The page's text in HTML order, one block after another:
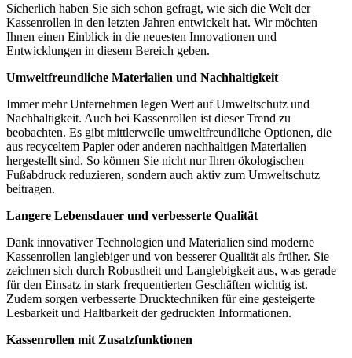
Sicherlich haben Sie sich schon gefragt, wie sich die Welt der
Kassenrollen in den letzten Jahren entwickelt hat. Wir möchten
Ihnen einen Einblick in die neuesten Innovationen und
Entwicklungen in diesem Bereich geben.
Umweltfreundliche Materialien und Nachhaltigkeit
Immer mehr Unternehmen legen Wert auf Umweltschutz und
Nachhaltigkeit. Auch bei Kassenrollen ist dieser Trend zu
beobachten. Es gibt mittlerweile umweltfreundliche Optionen, die
aus recyceltem Papier oder anderen nachhaltigen Materialien
hergestellt sind. So können Sie nicht nur Ihren ökologischen
Fußabdruck reduzieren, sondern auch aktiv zum Umweltschutz
beitragen.
Langere Lebensdauer und verbesserte Qualität
Dank innovativer Technologien und Materialien sind moderne
Kassenrollen langlebiger und von besserer Qualität als früher. Sie
zeichnen sich durch Robustheit und Langlebigkeit aus, was gerade
für den Einsatz in stark frequentierten Geschäften wichtig ist.
Zudem sorgen verbesserte Drucktechniken für eine gesteigerte
Lesbarkeit und Haltbarkeit der gedruckten Informationen.
Kassenrollen mit Zusatzfunktionen